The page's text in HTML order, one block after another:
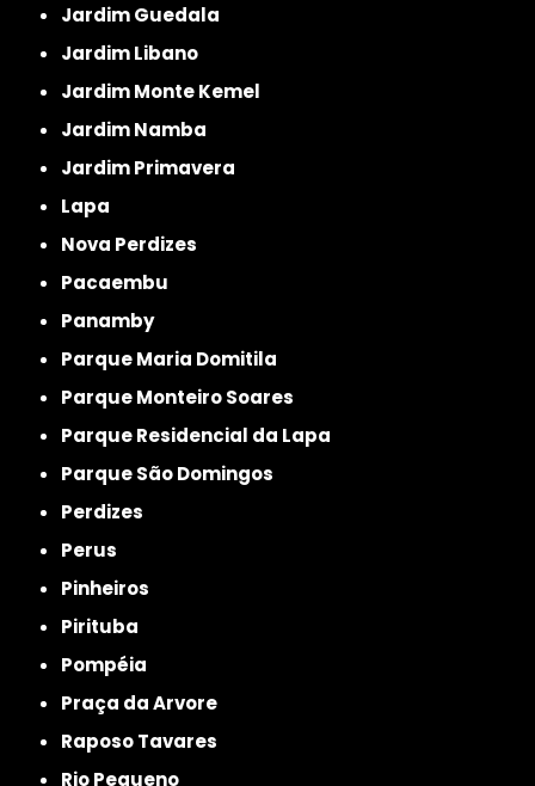
Jardim Guedala
Jardim Libano
Jardim Monte Kemel
Jardim Namba
Jardim Primavera
Lapa
Nova Perdizes
Pacaembu
Panamby
Parque Maria Domitila
Parque Monteiro Soares
Parque Residencial da Lapa
Parque São Domingos
Perdizes
Perus
Pinheiros
Pirituba
Pompéia
Praça da Arvore
Raposo Tavares
Rio Pequeno